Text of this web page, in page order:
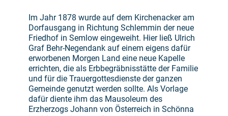
Im Jahr 1878 wurde auf dem Kirchenacker am
Dorfausgang in Richtung Schlemmin der neue
Friedhof in Semlow eingeweiht. Hier ließ Ulrich
Graf Behr-Negendank auf einem eigens dafür
erworbenen Morgen Land eine neue Kapelle
errichten, die als Erbbegräbnisstätte der Familie
und für die Trauergottesdienste der ganzen
Gemeinde genutzt werden sollte. Als Vorlage
dafür diente ihm das Mausoleum des
Erzherzogs Johann von Österreich in Schönna